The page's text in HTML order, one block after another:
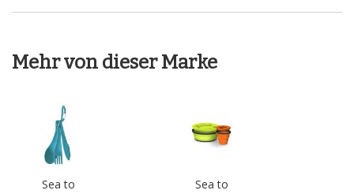
Mehr von dieser Marke
Sea to
Sea to